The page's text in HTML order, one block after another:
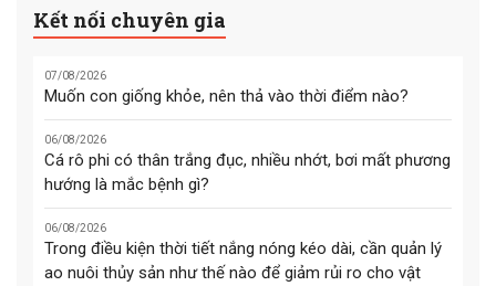
Kết nối chuyên gia
07/08/2026
Muốn con giống khỏe, nên thả vào thời điểm nào?
06/08/2026
Cá rô phi có thân trắng đục, nhiều nhớt, bơi mất phương
hướng là mắc bệnh gì?
06/08/2026
Trong điều kiện thời tiết nắng nóng kéo dài, cần quản lý
ao nuôi thủy sản như thế nào để giảm rủi ro cho vật